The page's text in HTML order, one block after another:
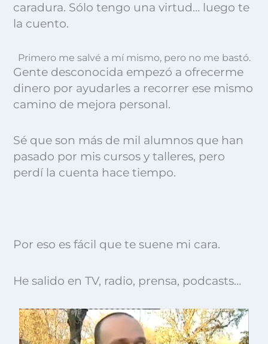
caradura. Sólo tengo una virtud… luego te
la cuento.
Primero me salvé a mí mismo, pero no me bastó.
Gente desconocida empezó a ofrecerme
dinero por ayudarles a recorrer ese mismo
camino de mejora personal.
Sé que son más de mil alumnos que han
pasado por mis cursos y talleres, pero
perdí la cuenta hace tiempo.
Por eso es fácil que te suene mi cara.
He salido en TV, radio, prensa, podcasts…